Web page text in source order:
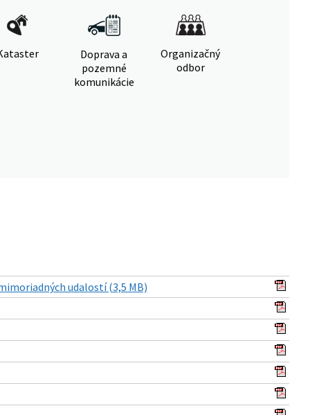
Doprava a
pozemné
komunikácie
Organizačný
odbor
udalostí (3,5 MB)